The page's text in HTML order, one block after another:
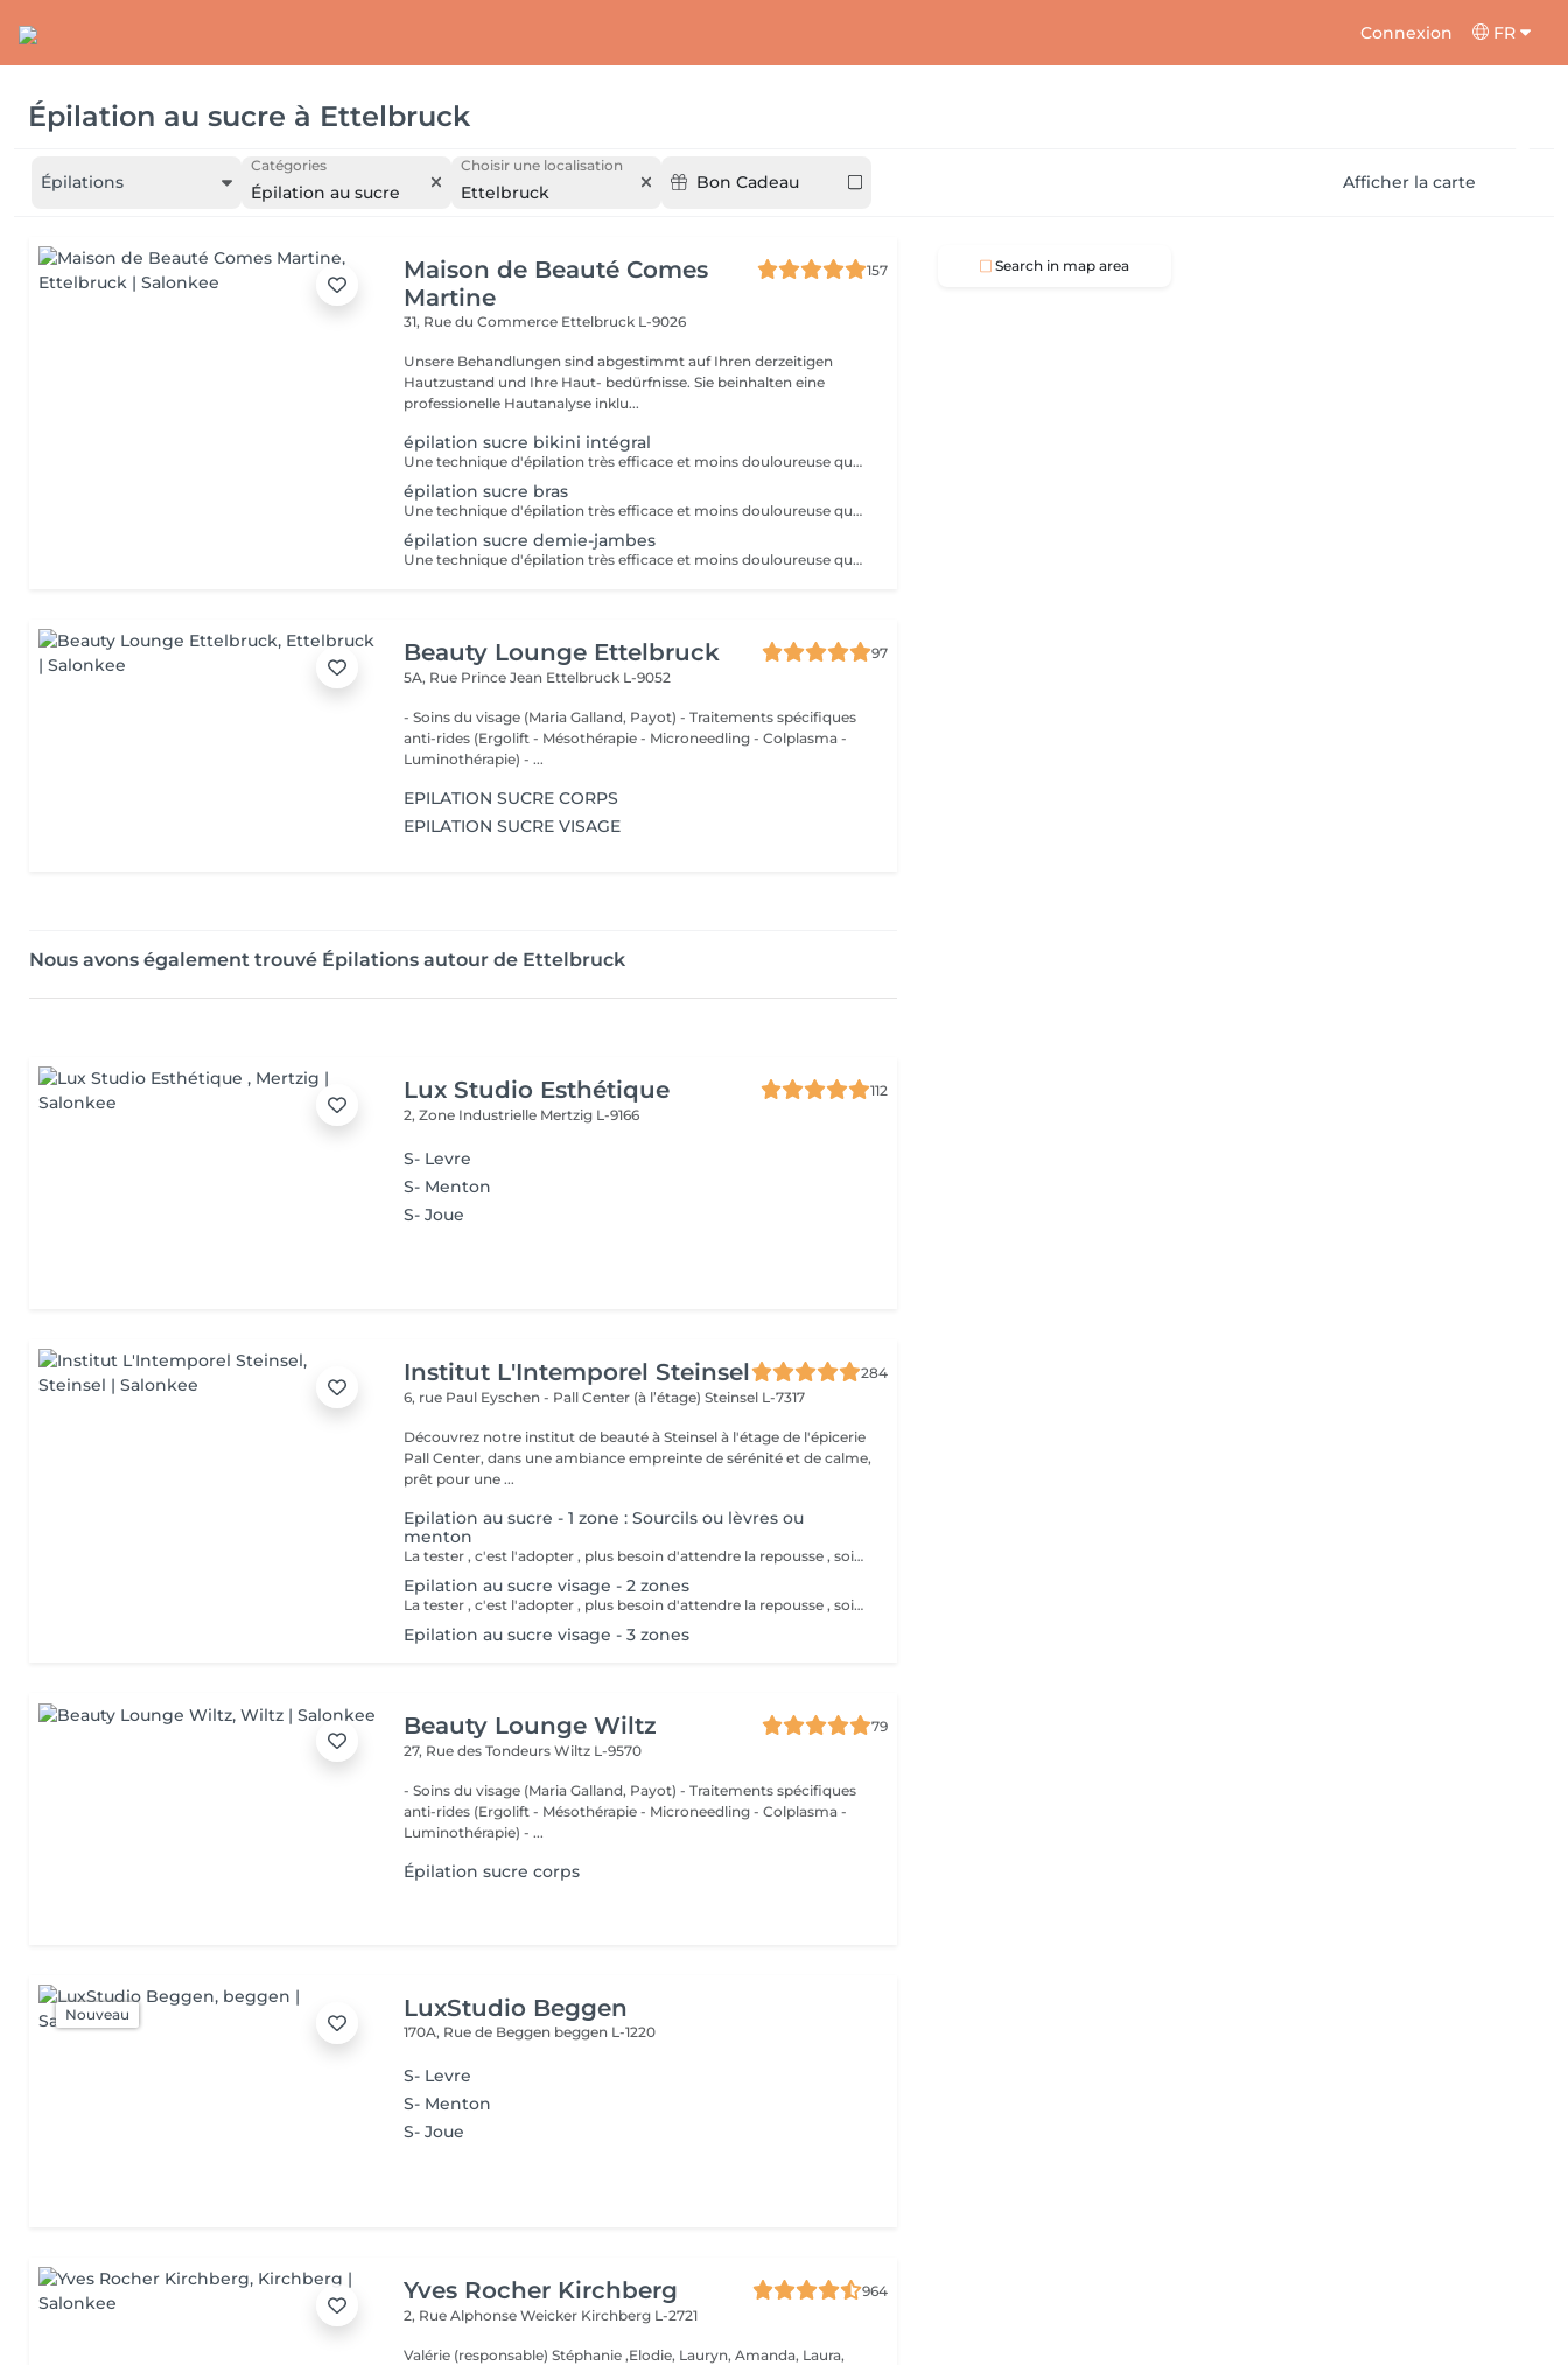
Connexion FR
Épilation au sucre à Ettelbruck
Épilations
Catégories
Épilation au sucre
Choisir une localisation
Ettelbruck Bon Cadeau Afficher la carte
Maison de Beauté Comes
Martine
157
31, Rue du Commerce Ettelbruck L-9026
Unsere Behandlungen sind abgestimmt auf Ihren derzeitigen
Hautzustand und Ihre Haut- bedürfnisse. Sie beinhalten eine
professionelle Hautanalyse inklu...
épilation sucre bikini intégral
Une technique d'épilation très efficace et moins douloureuse que la cire chaude le sucre coule dans le pore pileux, au plus près des racines pour une meilleure prise du bulbe, sans casser le poil. La cire orientale est un mélange naturel composé de sucre, d'eau, de miel et de citron qui permet d'épiler efficacement l'ensemble des zones du corps et du visage. Très douce et convient à tous les types de peau, même les plus sensibles.
épilation sucre bras
Une technique d'épilation très efficace et moins douloureuse que la cire chaude le sucre coule dans le pore pileux, au plus près des racines pour une meilleure prise du bulbe, sans casser le poil. La cire orientale est un mélange naturel composé de sucre, d'eau, de miel et de citron qui permet d'épiler efficacement l'ensemble des zones du corps et du visage. Très douce et convient à tous les types de peau, même les plus sensibles.
épilation sucre demie-jambes
Une technique d'épilation très efficace et moins douloureuse que la cire chaude le sucre coule dans le pore pileux, au plus près des racines pour une meilleure prise du bulbe, sans casser le poil. La cire orientale est un mélange naturel composé de sucre, d'eau, de miel et de citron qui permet d'épiler efficacement l'ensemble des zones du corps et du visage. Très douce et convient à tous les types de peau, même les plus sensibles.
Beauty Lounge Ettelbruck
97
5A, Rue Prince Jean Ettelbruck L-9052
- Soins du visage (Maria Galland, Payot) - Traitements spécifiques
anti-rides (Ergolift - Mésothérapie - Microneedling - Colplasma -
Luminothérapie) - ...
EPILATION SUCRE CORPS
EPILATION SUCRE VISAGE
Nous avons également trouvé Épilations autour de Ettelbruck
Lux Studio Esthétique
112
2, Zone Industrielle Mertzig L-9166
S- Levre
S- Menton
S- Joue
Institut L'Intemporel Steinsel
284
6, rue Paul Eyschen - Pall Center (à l’étage)Steinsel L-7317
Découvrez notre institut de beauté à Steinsel à l'étage de l'épicerie
Pall Center, dans une ambiance empreinte de sérénité et de calme,
prêt pour une ...
Epilation au sucre - 1 zone : Sourcils ou lèvres ou
menton
La tester , c'est l'adopter , plus besoin d'attendre la repousse , soin exfoliant en même temps , moins douloureux , plus efficace sur le long terme.
Epilation au sucre visage - 2 zones
La tester , c'est l'adopter , plus besoin d'attendre la repousse , soin exfoliant en même temps , moins douloureux , plus efficace sur le long terme.
Epilation au sucre visage - 3 zones
Beauty Lounge Wiltz
79
27, Rue des TondeursWiltz L-9570
- Soins du visage (Maria Galland, Payot) - Traitements spécifiques
anti-rides (Ergolift - Mésothérapie - Microneedling - Colplasma -
Luminothérapie) - ...
Épilation sucre corps
Nouveau LuxStudio Beggen
170A, Rue de Beggen beggen L-1220
S- Levre
S- Menton
S- Joue
Yves Rocher Kirchberg
964
2, Rue Alphonse Weicker Kirchberg L-2721
Valérie (responsable) Stéphanie ,Elodie, Lauryn, Amanda, Laura,
Search in map area